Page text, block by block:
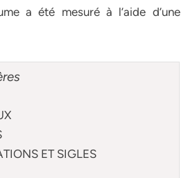
a été mesuré à l’aide d’une
ET SIGLES